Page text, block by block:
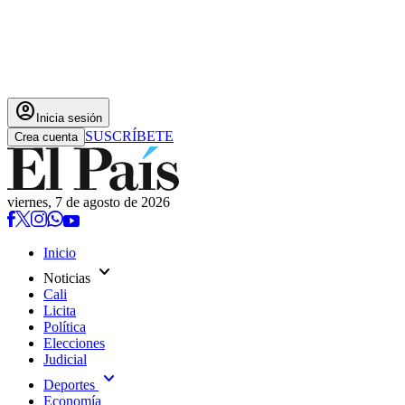
account_circle Inicia sesión
Crea cuenta SUSCRÍBETE
viernes, 7 de agosto de 2026
Inicio
Noticias expand_more
Cali
Licita
Política
Elecciones
Judicial
Deportes expand_more
Economía